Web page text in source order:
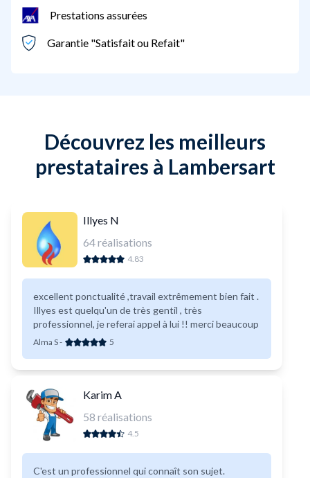
Prestations assurées
Garantie "Satisfait ou Refait"
Découvrez les meilleurs
prestataires à Lambersart
Illyes N
64réalisations
4.83
excellent ponctualité ,travail extrêmement bien fait .
Illyes est quelqu'un de très gentil , très
professionnel, je referai appel à lui !! merci beaucoup
Alma S- 5
Karim A
58 réalisations
4.5
C'est un professionnel qui connaît son sujet.